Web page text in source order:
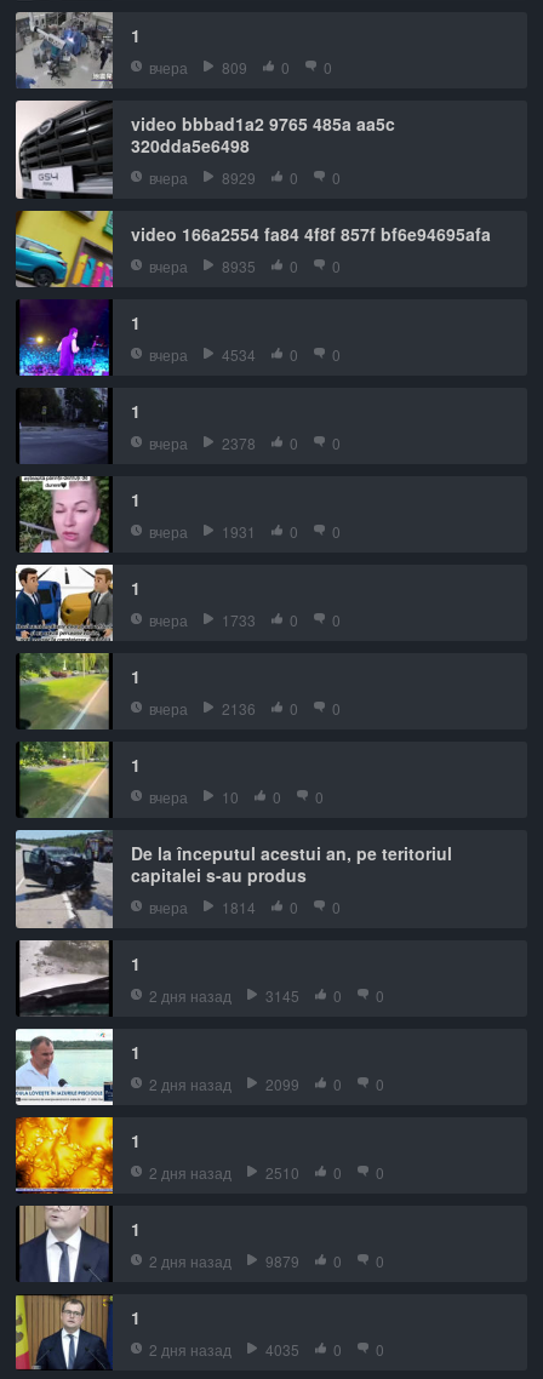
1
вчера 809 0 0
video bbbad1a2 9765 485a aa5c
320dda5e6498
вчера 8929 0 0
video 166a2554 fa84 4f8f 857f bf6e94695afa
вчера 8935 0 0
1
вчера 4534 0 0
1
вчера 2378 0 0
1
вчера 1931 0 0
1
вчера 1733 0 0
1
вчера 2136 0 0
1
вчера 10 0 0
De la începutul acestui an, pe teritoriul
capitalei s-au produs
вчера 1814 0 0
1
2 дня назад 3145 0 0
1
2 дня назад 2099 0 0
1
2 дня назад 2510 0 0
1
2 дня назад 9879 0 0
1
2 дня назад 4035 0 0